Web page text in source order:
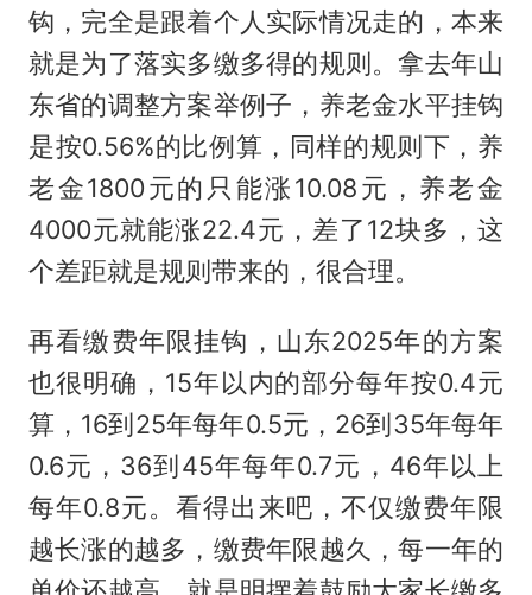
钩，完全是跟着个人实际情况走的，本来
就是为了落实多缴多得的规则。拿去年山
东省的调整方案举例子，养老金水平挂钩
是按0.56%的比例算，同样的规则下，养
老金1800元的只能涨10.08元，养老金
4000元就能涨22.4元，差了12块多，这
个差距就是规则带来的，很合理。
再看缴费年限挂钩，山东2025年的方案
也很明确，15年以内的部分每年按0.4元
算，16到25年每年0.5元，26到35年每年
0.6元，36到45年每年0.7元，46年以上
每年0.8元。看得出来吧，不仅缴费年限
越长涨的越多，缴费年限越久，每一年的